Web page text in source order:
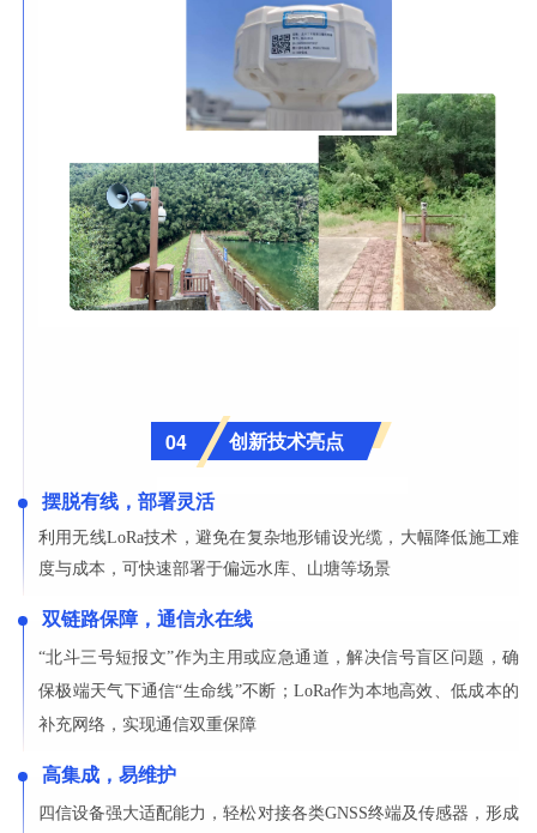
04 创新技术亮点
摆脱有线，部署灵活
利用无线LoRa技术，避免在复杂地形铺设光缆，大幅降低施工难
度与成本，可快速部署于偏远水库、山塘等场景
双链路保障，通信永在线
“北斗三号短报文”作为主用或应急通道，解决信号盲区问题，确
保极端天气下通信“生命线”不断；LoRa作为本地高效、低成本的
补充网络，实现通信双重保障
高集成，易维护
四信设备强大适配能力，轻松对接各类GNSS终端及传感器，形成